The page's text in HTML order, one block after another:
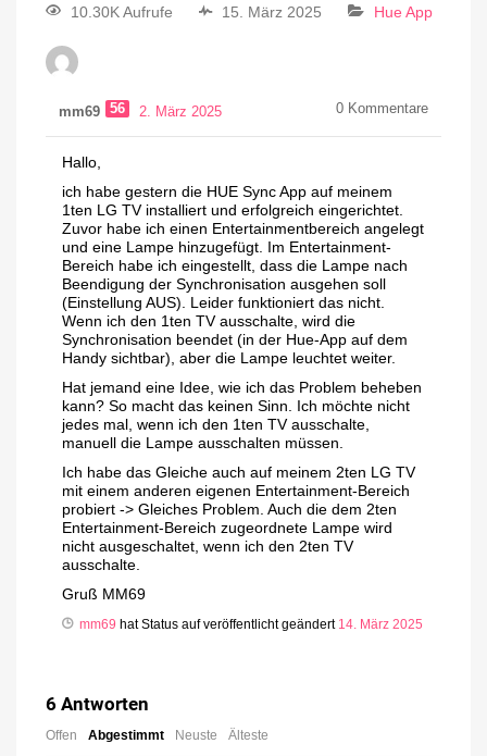
10.30K Aufrufe 15. März 2025 Hue App
mm69 56 2. März 2025 0 Kommentare
Hallo,
ich habe gestern die HUE Sync App auf meinem
1ten LG TV installiert und erfolgreich eingerichtet.
Zuvor habe ich einen Entertainmentbereich angelegt
und eine Lampe hinzugefügt. Im Entertainment-
Bereich habe ich eingestellt, dass die Lampe nach
Beendigung der Synchronisation ausgehen soll
(Einstellung AUS). Leider funktioniert das nicht.
Wenn ich den 1ten TV ausschalte, wird die
Synchronisation beendet (in der Hue-App auf dem
Handy sichtbar), aber die Lampe leuchtet weiter.
Hat jemand eine Idee, wie ich das Problem beheben
kann? So macht das keinen Sinn. Ich möchte nicht
jedes mal, wenn ich den 1ten TV ausschalte,
manuell die Lampe ausschalten müssen.
Ich habe das Gleiche auch auf meinem 2ten LG TV
mit einem anderen eigenen Entertainment-Bereich
probiert -> Gleiches Problem. Auch die dem 2ten
Entertainment-Bereich zugeordnete Lampe wird
nicht ausgeschaltet, wenn ich den 2ten TV
ausschalte.
Gruß MM69
mm69 hat Status auf veröffentlicht geändert 14. März 2025
6 Antworten
Offen Abgestimmt Neuste Älteste